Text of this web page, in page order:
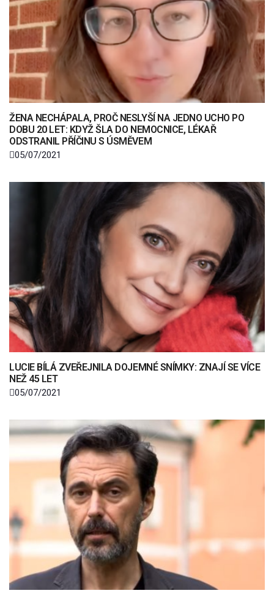
ŽENA NECHÁPALA, PROČ NESLYŠÍ NA JEDNO UCHO PO
DOBU 20 LET: KDYŽ ŠLA DO NEMOCNICE, LÉKAŘ
ODSTRANIL PŘÍČINU S ÚSMĚVEM
05/07/2021
LUCIE BÍLÁ ZVEŘEJNILA DOJEMNÉ SNÍMKY: ZNAJÍ SE VÍCE
NEŽ 45 LET
05/07/2021